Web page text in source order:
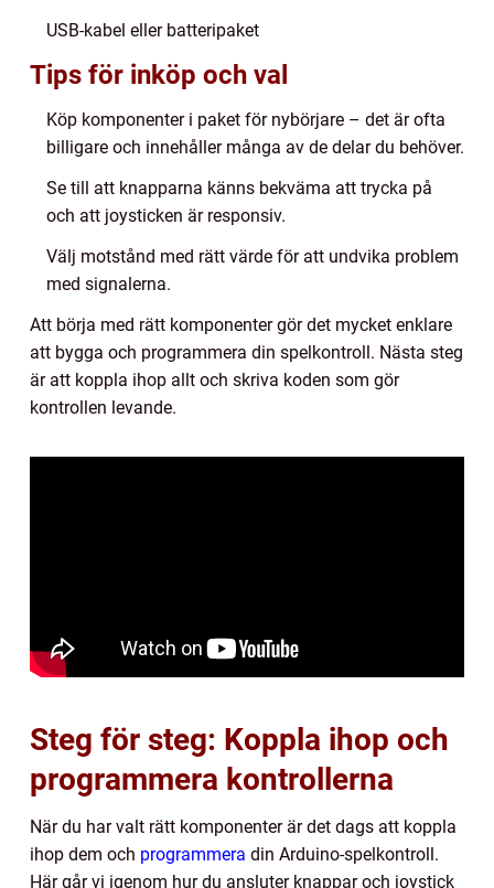
USB-kabel eller batteripaket
Tips för inköp och val
Köp komponenter i paket för nybörjare – det är ofta
billigare och innehåller många av de delar du behöver.
Se till att knapparna känns bekväma att trycka på
och att joysticken är responsiv.
Välj motstånd med rätt värde för att undvika problem
med signalerna.
Att börja med rätt komponenter gör det mycket enklare
att bygga och programmera din spelkontroll. Nästa steg
är att koppla ihop allt och skriva koden som gör
kontrollen levande.
Steg för steg: Koppla ihop och
programmera kontrollerna
När du har valt rätt komponenter är det dags att koppla
ihop dem och programmera din Arduino-spelkontroll.
Här går vi igenom hur du ansluter knappar och joystick